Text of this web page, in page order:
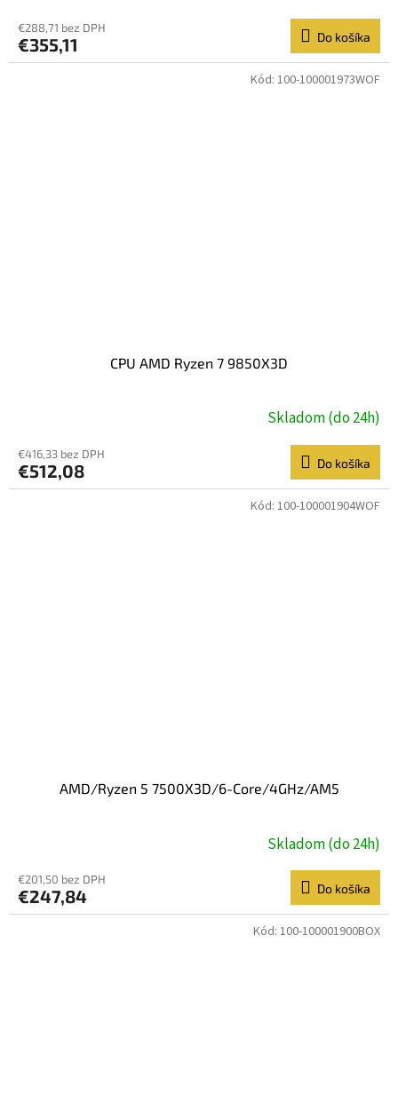
€288,71 bez DPH
€355,11 Do košíka
CPU AMD Ryzen 7 9850X3D
Skladom (do 24h)
€416,33 bez DPH
€512,08 Do košíka
Kód: 100-100001973WOF
AMD/Ryzen 5 7500X3D/6-Core/4GHz/AM5
Skladom (do 24h)
€201,50 bez DPH
€247,84 Do košíka
Kód: 100-100001904WOF
Kód: 100-100001900BOX